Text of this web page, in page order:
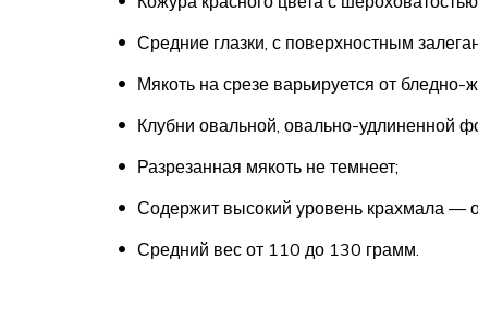
Средние глазки, с поверхностным
Мякоть на срезе варьируется от бледно-
Клубни овальной, овально-удлиненной
Разрезанная мякоть не темнеет;
Содержит высокий уровень крахмала —
Средний вес от 110 до 130 грамм.